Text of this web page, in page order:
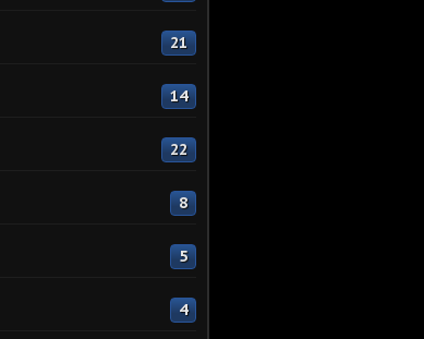
21
14
22
8
5
4